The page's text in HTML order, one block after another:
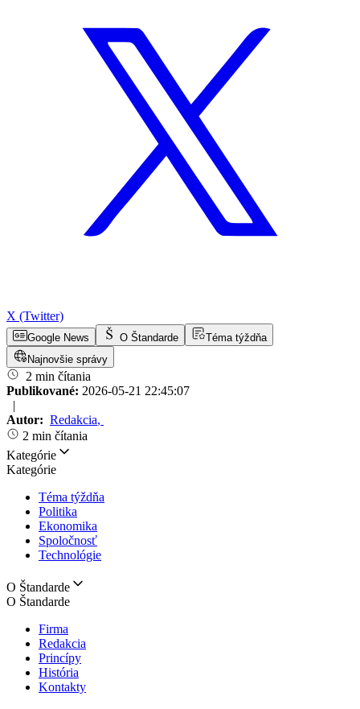
X (Twitter)
Google News O Štandarde
Téma týždňa
Najnovšie správy
2 min čítania
Publikované: 2026-05-21 22:45:07
|
Autor: Redakcia,
2 min čítania
Kategórie
Kategórie
Téma týždňa
Politika
Ekonomika
Spoločnosť
Technológie
O Štandarde
O Štandarde
Firma
Redakcia
Princípy
História
Kontakty